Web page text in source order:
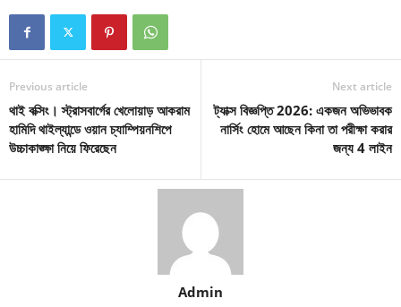
Previous article
থাই বক্সিং। স্ট্রাসবার্গের খেলোয়াড় আকরাম
হামিদি থাইল্যান্ডে ওয়ান চ্যাম্পিয়নশিপে
উচ্চাকাঙ্ক্ষা নিয়ে ফিরেছেন
Next article
ট্যাক্স বিজ্ঞপ্তি 2026: একজন অভিভাবক
নার্সিং হোমে আছেন কিনা তা পরীক্ষা করার
জন্য 4 লাইন
Admin